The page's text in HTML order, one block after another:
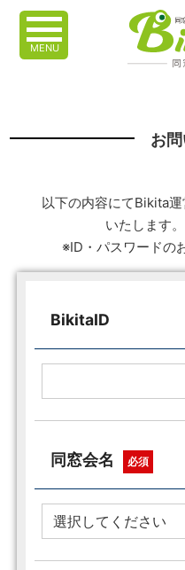
MENU
お
以下の内容にてBikita
いたします
※ID・パスワードの
BikitaID
同窓会名 必須